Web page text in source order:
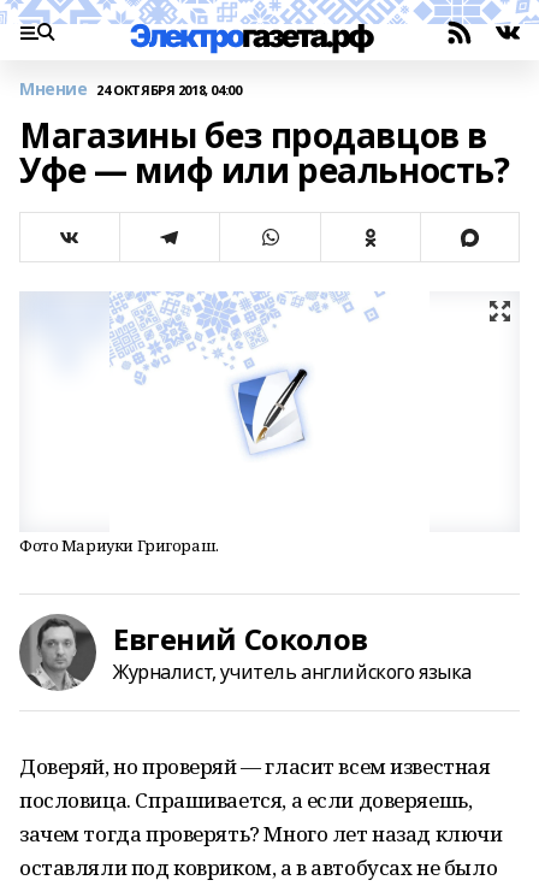
Мнение 24 ОКТЯБРЯ 2018, 04:00
Магазины без продавцов в
Уфе — миф или реальность?
Фото Мариуки Григораш.
Евгений Соколов
Журналист, учитель английского языка
Доверяй, но проверяй — гласит всем известная
пословица. Спрашивается, а если доверяешь,
зачем тогда проверять? Много лет назад ключи
оставляли под ковриком, а в автобусах не было